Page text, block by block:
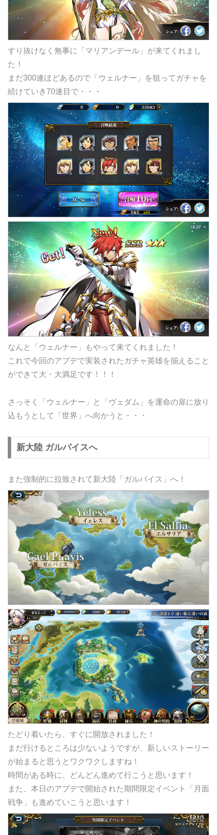
すり抜けなく無事に「マリアンデール」が来てくれまし
た！
まだ300連ほどあるので「ウェルナー」を狙ってガチャを
続けていき70連目で・・・
なんと「ウェルナー」もやって来てくれました！
これで今回のアプデで実装されたガチャ英雄を揃えること
ができて大・大満足です！！！
さっそく「ウェルナー」と「ヴェダム」を運命の扉に放り
込もうとして「世界」へ向かうと・・・
新大陸 ガルパイスへ
また強制的に拉致されて新大陸「ガルパイス」へ！
たどり着いたら、すぐに開放されました！
まだ行けるところは少ないようですが、新しいストーリー
が始まると思うとワクワクしますね！
時間がある時に、どんどん進めて行こうと思います！
また、本日のアプデで開始された期間限定イベント「月面
戦争」も進めていこうと思います！